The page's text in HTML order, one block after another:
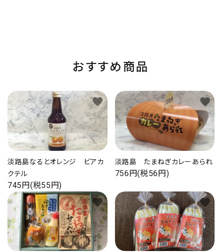
おすすめ商品
淡路島なるとオレンジ ビアカ
クテル
745円(税55円)
favorite
淡路島 たまねぎカレーあられ
756円(税56円)
favorite
favorite favorite